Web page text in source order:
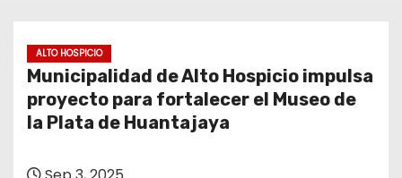
ALTO HOSPICIO
Municipalidad de Alto Hospicio impulsa
proyecto para fortalecer el Museo de
la Plata de Huantajaya